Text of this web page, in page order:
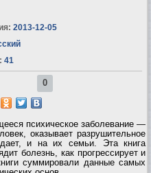
2013-12-05
41
0
психическое заболевание —
оказывает разрушительное
и на их семьи. Эта книга
болезнь, как прогрессирует и
суммировали данные самых